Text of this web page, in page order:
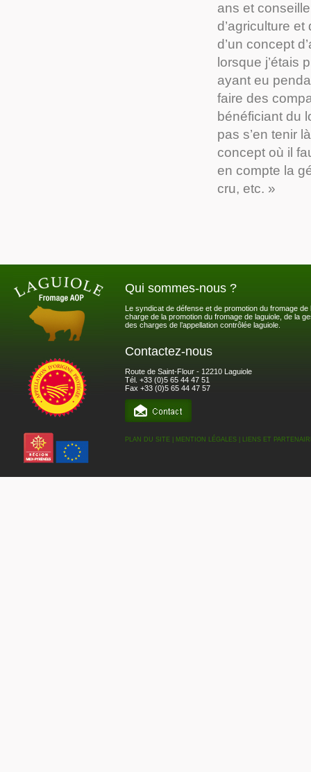
ans et
d’agriculture et
d’un concept
lorsque j’étais
ayant eu
faire des
bénéficiant du
pas s’en tenir
concept où il
en compte la
cru, etc. »
Qui sommes-nous ?
Le syndicat de défense et de promotion du fromage de
charge de la promotion du fromage de laguiole, de la
des charges de l’appellation contrôlée laguiole.
Contactez-nous
Route de Saint-Flour - 12210 Laguiole
Tél. +33 (0)5 65 44 47 51
Fax +33 (0)5 65 44 47 57
PLAN DU SITE MENTION LÉGALES LIENS ET